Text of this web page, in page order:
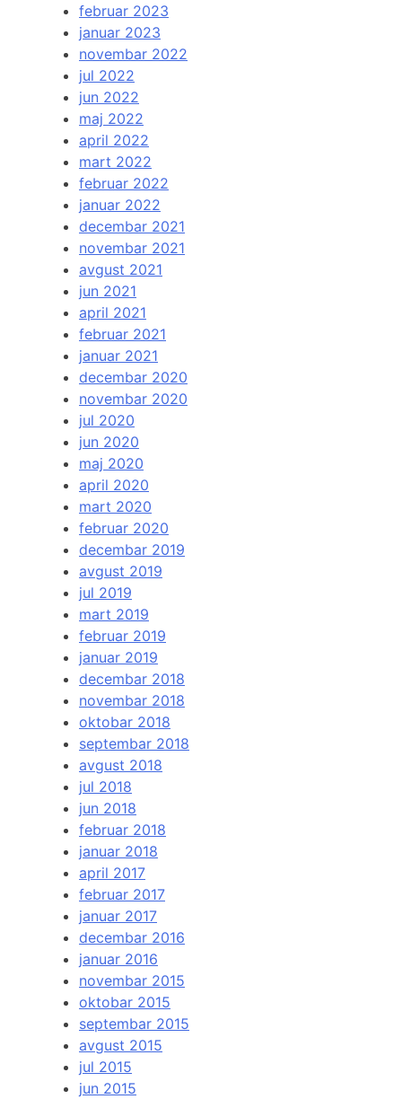
februar 2023
januar 2023
novembar 2022
jul 2022
jun 2022
maj 2022
april 2022
mart 2022
februar 2022
januar 2022
decembar 2021
novembar 2021
avgust 2021
jun 2021
april 2021
februar 2021
januar 2021
decembar 2020
novembar 2020
jul 2020
jun 2020
maj 2020
april 2020
mart 2020
februar 2020
decembar 2019
avgust 2019
jul 2019
mart 2019
februar 2019
januar 2019
decembar 2018
novembar 2018
oktobar 2018
septembar 2018
avgust 2018
jul 2018
jun 2018
februar 2018
januar 2018
april 2017
februar 2017
januar 2017
decembar 2016
januar 2016
novembar 2015
oktobar 2015
septembar 2015
avgust 2015
jul 2015
jun 2015